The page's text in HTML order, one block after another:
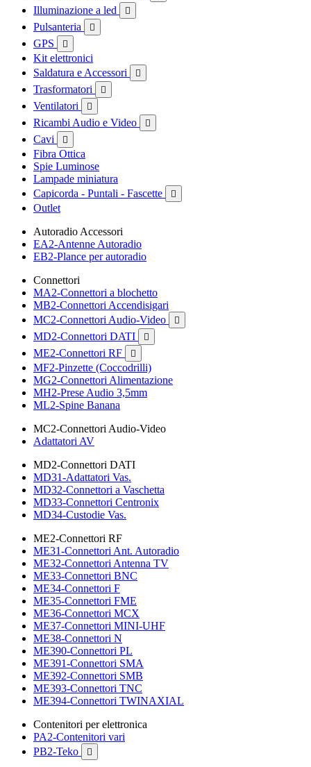
Illuminazione a led 
Pulsanteria 
GPS 
Kit elettronici
Saldatura e Accessori

Trasformatori 
Ventilatori 
Ricambi Audio e Video 
Cavi 
Fibra Ottica
Spie Luminose
Lampade miniatura
Capicorda - Puntali - Fascette

Outlet
Autoradio Accessori
EA2-Antenne Autoradio
EB2-Plance per autoradio
Connettori
MA2-Connettori a blochetto
MB2-Connettori Accendisigari
MC2-Connettori Audio-Video

MD2-Connettori DATI 
ME2-Connettori RF 
MF2-Pinzette (Coccodrilli)
MG2-Connettori Alimentazione
MH2-Prese Audio 3,5mm
ML2-Spine Banana
MC2-Connettori Audio-Video
Adattatori AV
MD2-Connettori DATI
MD31-Adattatori Vas.
MD32-Connettori a Vaschetta
MD33-Connettori Centronix
MD34-Custodie Vas.
ME2-Connettori RF
ME31-Connettori Ant. Autoradio
ME32-Connettori Antenna TV
ME33-Connettori BNC
ME34-Connettori F
ME35-Connettori FME
ME36-Connettori MCX
ME37-Connettori MINI-UHF
ME38-Connettori N
ME390-Connettori PL
ME391-Connettori SMA
ME392-Connettori SMB
ME393-Connettori TNC
ME394-Connettori TWINAXIAL
Contenitori per elettronica
PA2-Contenitori vari
PB2-Teko
